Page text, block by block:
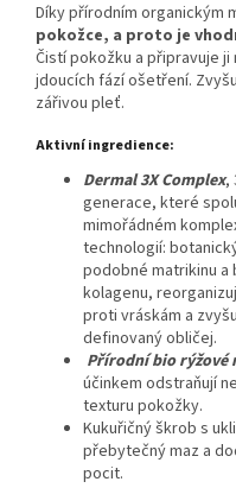
Díky přírodním organickým
pokožce, a proto je
Čistí pokožku a připravuje
jdoucích fází ošetření.
zářivou pleť.
Aktivní ingredience:
Dermal 3X Complex,
generace, které
mimořádném
technologií:
podobné matrikinu a
kolagenu,
proti vráskám a
definovaný obličej.
Přírodní bio rýžové
účinkem odstraňují
texturu pokožky.
Kukuřičný škrob s
přebytečný maz a
pocit.